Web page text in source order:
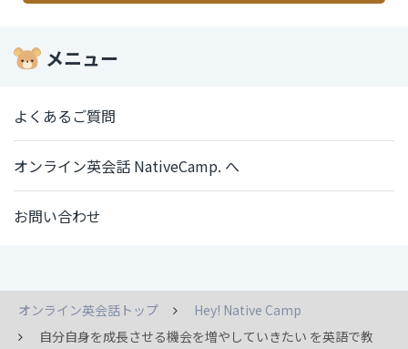
メニュー
よくあるご質問
オンライン英会話 NativeCamp. へ
お問い合わせ
オンライン英会話トップ
Hey! Native Camp
自分自身を成長させる機会を増やしていきたい を英語で教